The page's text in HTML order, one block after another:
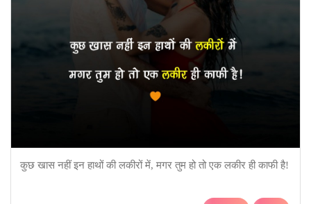
कुछ खास नहीं इन हाथों की लकीरों में, मगर तुम हो तो एक लकीर ही काफी है!